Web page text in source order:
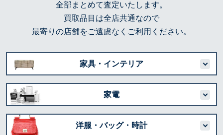
全部まとめて査定いたします。
買取品目は全店共通なので
最寄りの店舗をご遠慮なくご利用ください。
家具・インテリア
家電
洋服・バッグ・時計